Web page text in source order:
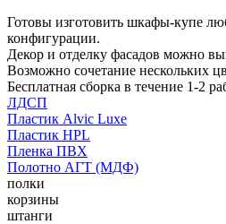
Готовы изготовить шкафы-купе
конфигурации.
Декор и отделку фасадов можно
Возможно сочетание нескольких
Бесплатная сборка в течение 1-2
ЛДСП
Пластик Alvic Luxe
Пластик HPL
Пленка ПВХ
Полотно АГТ (МДФ)
полки
корзины
штанги